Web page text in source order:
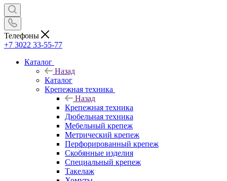
Телефоны
+7 3022 33-55-77
Каталог
Назад
Каталог
Крепежная техника
Назад
Крепежная техника
Дюбельная техника
Мебельный крепеж
Метрический крепеж
Перфорированный крепеж
Скобянные изделия
Специальный крепеж
Такелаж